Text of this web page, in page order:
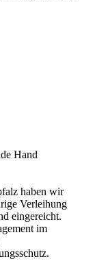
Hand
haben wir
Verleihung
eingereicht.
im